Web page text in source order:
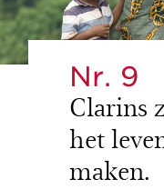
Nr. 9
Clarins
het
maken.